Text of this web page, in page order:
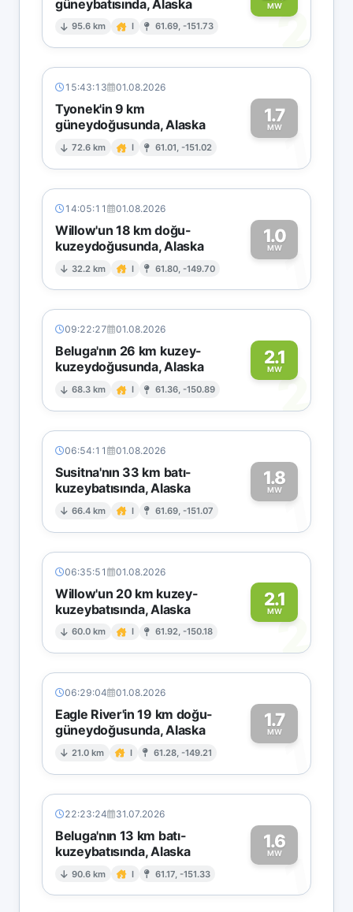
güneybatısında, Alaska
95.6 km I 61.69, -151.73
MW2
15:43:13 01.08.2026
Tyonek'in 9 km
güneydoğusunda, Alaska
72.6 km I 61.01, -151.02
1.7
MW1
14:05:11 01.08.2026
Willow'un 18 km doğu-
kuzeydoğusunda, Alaska
32.2 km I 61.80, -149.70
1.0
MW1
09:22:27 01.08.2026
Beluga'nın 26 km kuzey-
kuzeydoğusunda, Alaska
68.3 km I 61.36, -150.89
2.1
MW2
06:54:11 01.08.2026
Susitna'nın 33 km batı-
kuzeybatısında, Alaska
66.4 km I 61.69, -151.07
1.8
MW1
06:35:51 01.08.2026
Willow'un 20 km kuzey-
kuzeybatısında, Alaska
60.0 km I 61.92, -150.18
2.1
MW2
06:29:04 01.08.2026
Eagle River'in 19 km doğu-
güneydoğusunda, Alaska
21.0 km I 61.28, -149.21
1.7
MW1
22:23:24 31.07.2026
Beluga'nın 13 km batı-
kuzeybatısında, Alaska
90.6 km I 61.17, -151.33
1.6
MW1